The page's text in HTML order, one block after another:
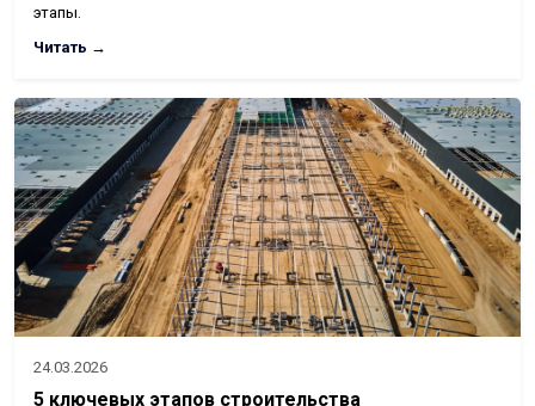
этапы.
Читать →
24.03.2026
5 ключевых этапов строительства